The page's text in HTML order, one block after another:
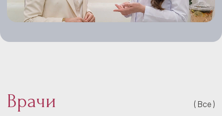
Врачи Все